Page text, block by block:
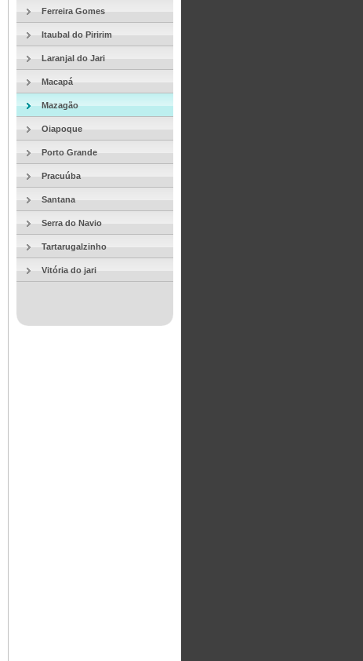
Ferreira Gomes
Itaubal do Piririm
Laranjal do Jari
Macapá
Mazagão
Oiapoque
Porto Grande
Pracuúba
Santana
Serra do Navio
Tartarugalzinho
Vitória do jari